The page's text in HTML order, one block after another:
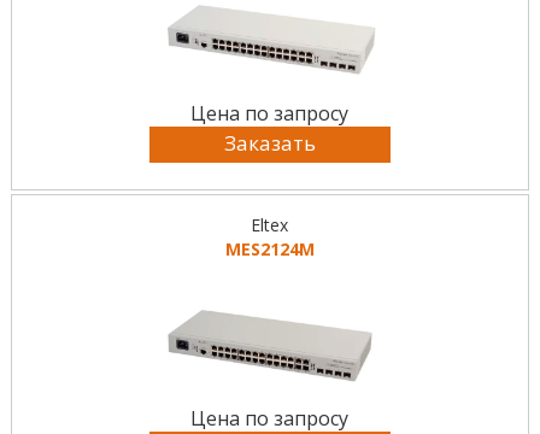
Цена по запросу
Заказать
Eltex
MES2124M
Цена по запросу